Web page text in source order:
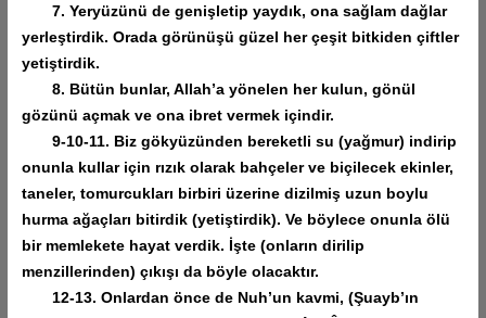
7. Yeryüzünü de genişletip yaydık, ona sağlam dağlar
yerleştirdik. Orada görünüşü güzel her çeşit bitkiden çiftler
yetiştirdik.
8. Bütün bunlar, Allah’a yönelen her kulun, gönül
gözünü açmak ve ona ibret vermek içindir.
9-10-11. Biz gökyüzünden bereketli su (yağmur) indirip
onunla kullar için rızık olarak bahçeler ve biçilecek ekinler,
taneler, tomurcukları birbiri üzerine dizilmiş uzun boylu
hurma ağaçları bitirdik (yetiştirdik). Ve böylece onunla ölü
bir memlekete hayat verdik. İşte (onların dirilip
menzillerinden) çıkışı da böyle olacaktır.
12-13. Onlardan önce de Nuh’un kavmi, (Şuayb’ın